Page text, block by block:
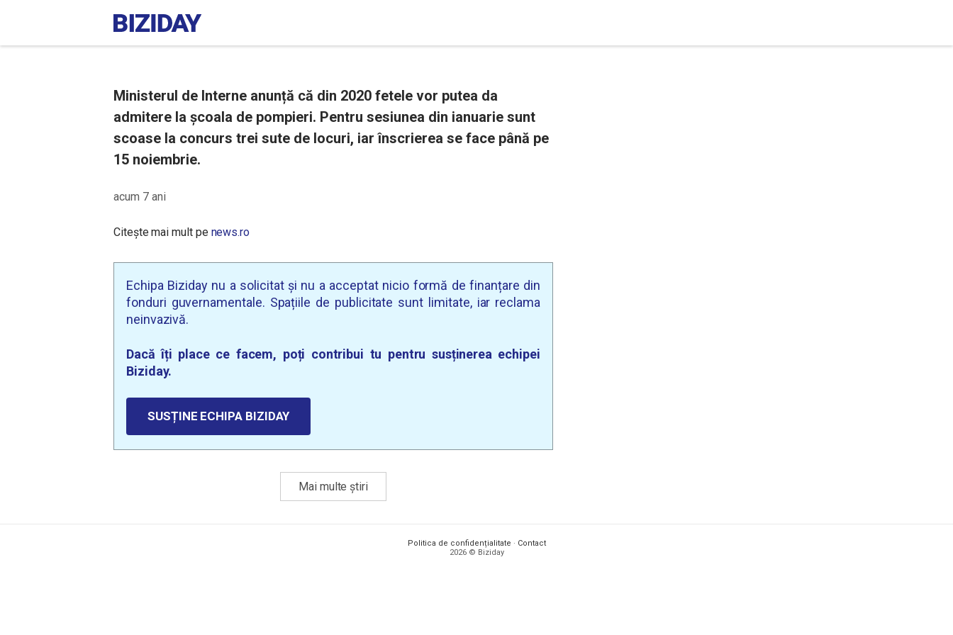
Ministerul de Interne anunță că din 2020 fetele vor putea da
admitere la şcoala de pompieri. Pentru sesiunea din ianuarie sunt
scoase la concurs trei sute de locuri, iar înscrierea se face până pe
15 noiembrie.
acum 7 ani
Citește mai mult pe news.ro
Echipa Biziday nu a solicitat și nu a acceptat nicio formă de finanțare din
fonduri guvernamentale. Spațiile de publicitate sunt limitate, iar reclama
neinvazivă.
Dacă îți place ce facem, poți contribui tu pentru susținerea echipei
Biziday.
SUSȚINE ECHIPA BIZIDAY
Mai multe știri
Politica de confidențialitate · Contact
2026 © Biziday